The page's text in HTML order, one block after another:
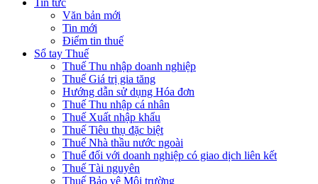
Tin tức
Văn bản mới
Tin mới
Điểm tin thuế
Sổ tay Thuế
Thuế Thu nhập doanh nghiệp
Thuế Giá trị gia tăng
Hướng dẫn sử dụng Hóa đơn
Thuế Thu nhập cá nhân
Thuế Xuất nhập khẩu
Thuế Tiêu thụ đặc biệt
Thuế Nhà thầu nước ngoài
Thuế đối với doanh nghiệp có giao dịch liên kết
Thuế Tài nguyên
Thuế Bảo vệ Môi trường